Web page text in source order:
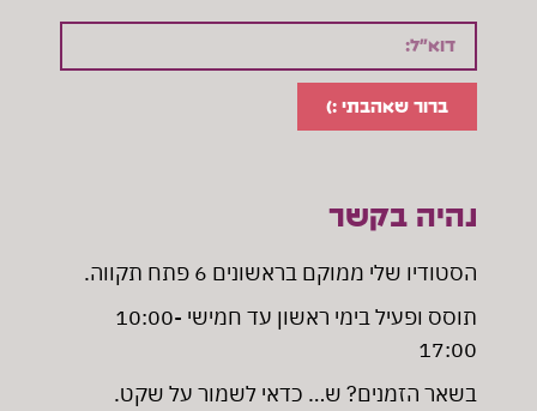
ברור שאהבתי :)
נהיה בקשר
הסטודיו שלי ממוקם בראשונים 6 פתח תקווה
.
תוסס ופעיל בימי ראשון עד חמישי 10:00-
17:00
בשאר הזמנים? ש… כדאי לשמור על שקט.